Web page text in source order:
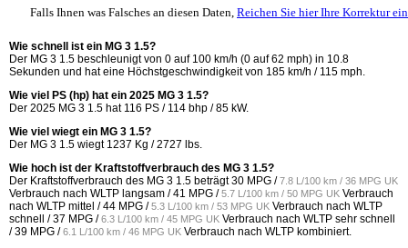
Falls Ihnen was Falsches an diesen Daten, Reichen Sie hier Ihre Korrektur ein
Wie schnell ist ein MG 3 1.5?
Der MG 3 1.5 beschleunigt von 0 auf 100 km/h (0 auf 62 mph) in 10.8
Sekunden und hat eine Höchstgeschwindigkeit von 185 km/h / 115 mph.
Wie viel PS (hp) hat ein 2025 MG 3 1.5?
Der 2025 MG 3 1.5 hat 116 PS / 114 bhp / 85 kW.
Wie viel wiegt ein MG 3 1.5?
Der MG 3 1.5 wiegt 1237 Kg / 2727 lbs.
Wie hoch ist der Kraftstoffverbrauch des MG 3 1.5?
Der Kraftstoffverbrauch des MG 3 1.5 beträgt30 MPG /7.8 L/100 km / 36 MPG UK
Verbrauch nach WLTP langsam /41 MPG /5.7 L/100 km / 50 MPG UK Verbrauch
nach WLTP mittel /44 MPG /5.3 L/100 km / 53 MPG UK Verbrauch nach WLTP
schnell /37 MPG /6.3 L/100 km / 45 MPG UK Verbrauch nach WLTP sehr schnell
/39 MPG /6.1 L/100 km / 46 MPG UK Verbrauch nach WLTP kombiniert.